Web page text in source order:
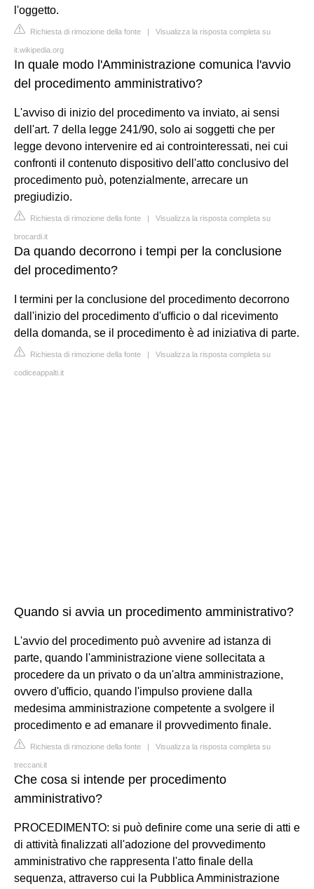
l'oggetto.
Richiesta di rimozione della fonte | Visualizza la risposta completa su
it.wikipedia.org
In quale modo l'Amministrazione comunica l'avvio
del procedimento amministrativo?
L'avviso di inizio del procedimento va inviato, ai sensi
dell'art. 7 della legge 241/90, solo ai soggetti che per
legge devono intervenire ed ai controinteressati, nei cui
confronti il contenuto dispositivo dell'atto conclusivo del
procedimento può, potenzialmente, arrecare un
pregiudizio.
Richiesta di rimozione della fonte | Visualizza la risposta completa su
brocardi.it
Da quando decorrono i tempi per la conclusione
del procedimento?
I termini per la conclusione del procedimento decorrono
dall'inizio del procedimento d'ufficio o dal ricevimento
della domanda, se il procedimento è ad iniziativa di parte.
Richiesta di rimozione della fonte | Visualizza la risposta completa su
codiceappalti.it
Quando si avvia un procedimento amministrativo?
L'avvio del procedimento può avvenire ad istanza di
parte, quando l'amministrazione viene sollecitata a
procedere da un privato o da un'altra amministrazione,
ovvero d'ufficio, quando l'impulso proviene dalla
medesima amministrazione competente a svolgere il
procedimento e ad emanare il provvedimento finale.
Richiesta di rimozione della fonte | Visualizza la risposta completa su
treccani.it
Che cosa si intende per procedimento
amministrativo?
PROCEDIMENTO: si può definire come una serie di atti e
di attività finalizzati all'adozione del provvedimento
amministrativo che rappresenta l'atto finale della
sequenza, attraverso cui la Pubblica Amministrazione